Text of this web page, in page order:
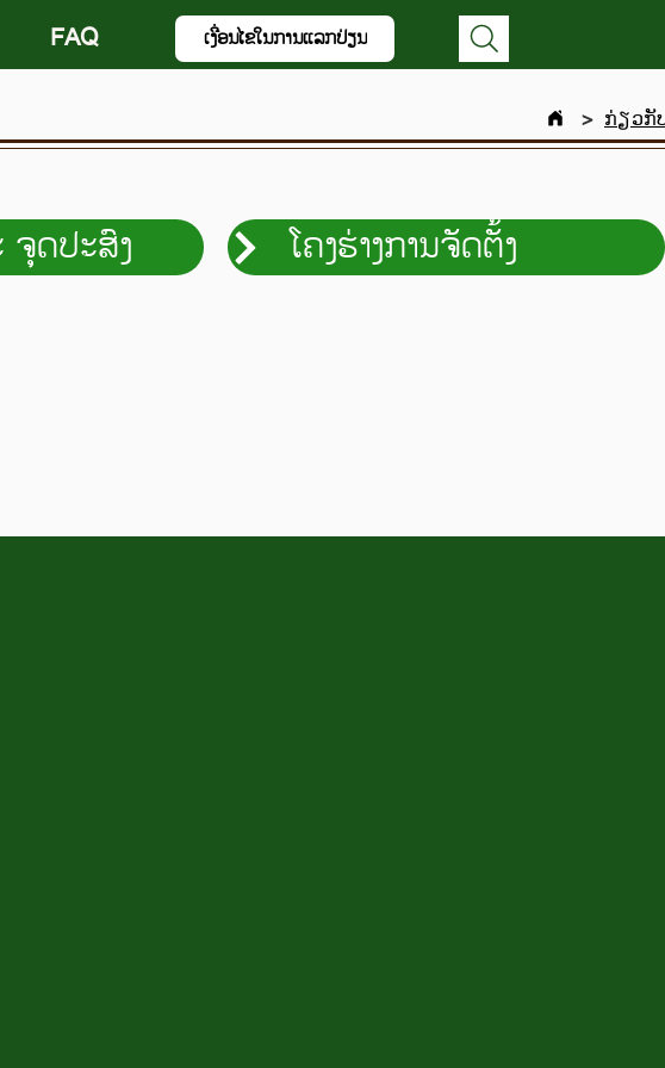
FAQ ເງື່ອນໄຂໃນການແລກປ່ຽນ
> ກ່ຽວກັ
ຈຸດປະສົງ ໂຄງຮ່າງການຈັດຕັ້ງ